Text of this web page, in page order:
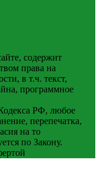
содержит
права на
в т.ч. текст,
программное
РФ, любое
перепечатка,
на то
по Закону.